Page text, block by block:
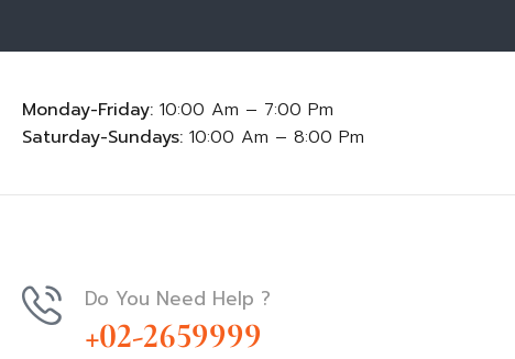
Monday-Friday: 10:00 Am – 7:00 Pm
Saturday-Sundays: 10:00 Am – 8:00 Pm
Do You Need Help ?
+02-2659999